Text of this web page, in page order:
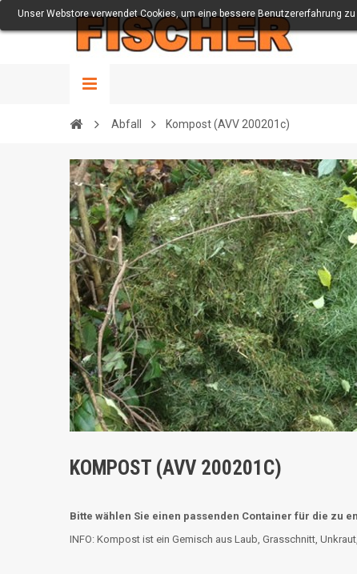
Unser Webstore verwendet Cookies, um eine bessere Benutzererfahrung
Abfall Kompost (AVV 200201c)
KOMPOST (AVV 200201C)
Bitte wählen Sie einen passenden Container für die zu
INFO: Kompost ist ein Gemisch aus Laub, Grasschnitt,